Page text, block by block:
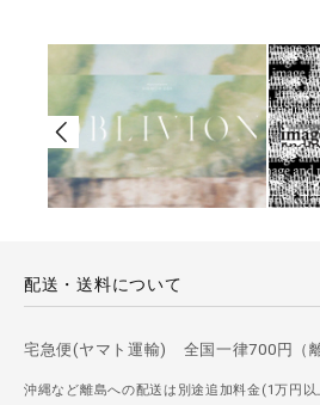
配送・送料について
宅急便(ヤマト運輸) 全国一律700円（
沖縄など離島への配送は別途追加料金(1万円